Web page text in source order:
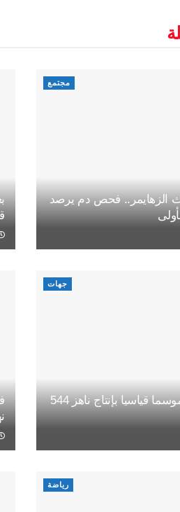
مجتمع
الزهايمر.. فحص دم يرصد
جهات
شمندر دكالة يسجل موسما قياسيا بإنتاج ناهز 544
رياضة